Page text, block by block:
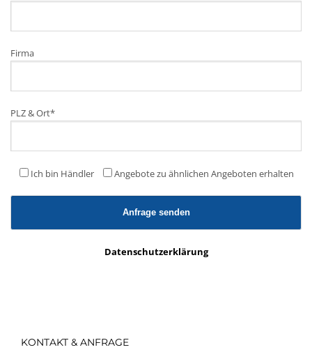
Firma
PLZ & Ort*
Ich bin Händler Angebote zu ähnlichen Angeboten erhalten
Datenschutzerklärung
KONTAKT & ANFRAGE